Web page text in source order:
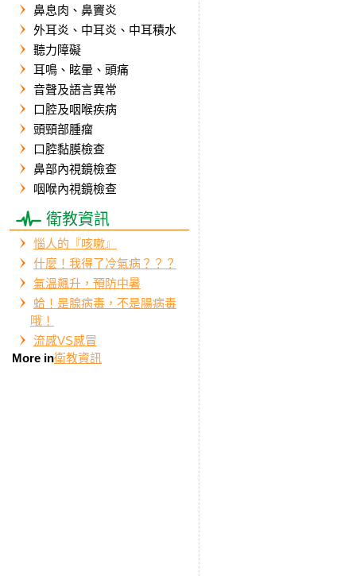
鼻息肉、鼻竇炎
外耳炎、中耳炎、中耳積水
聽力障礙
耳鳴、眩暈、頭痛
音聲及語言異常
口腔及咽喉疾病
頭頸部腫瘤
口腔黏膜檢查
鼻部內視鏡檢查
咽喉內視鏡檢查
衛教資訊
惱人的『咳嗽』
什麼！我得了冷氣病？？？
氣溫飆升，預防中暑
蛤！是腺病毒，不是腸病毒
哦！
流感VS感冒
More in衛教資訊